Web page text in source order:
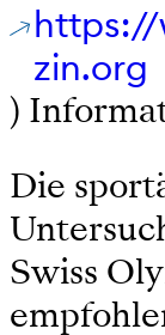
https://
zin.org
)
Die
Swiss